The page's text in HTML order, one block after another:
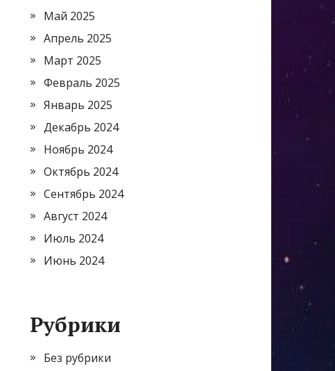
Май 2025
Апрель 2025
Март 2025
Февраль 2025
Январь 2025
Декабрь 2024
Ноябрь 2024
Октябрь 2024
Сентябрь 2024
Август 2024
Июль 2024
Июнь 2024
Рубрики
Без рубрики